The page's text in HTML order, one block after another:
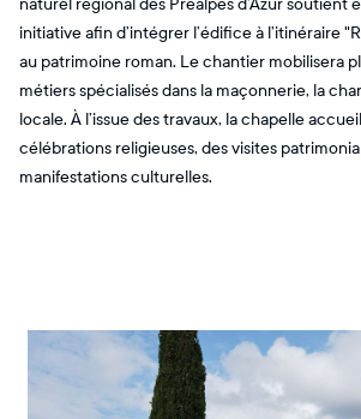
naturel régional des Préalpes d’Azur soutient
initiative afin d’intégrer l’édifice à l’itinéraire
au patrimoine roman. Le chantier mobilisera
métiers spécialisés dans la maçonnerie, la
locale. À l’issue des travaux, la chapelle
célébrations religieuses, des visites
manifestations culturelles.